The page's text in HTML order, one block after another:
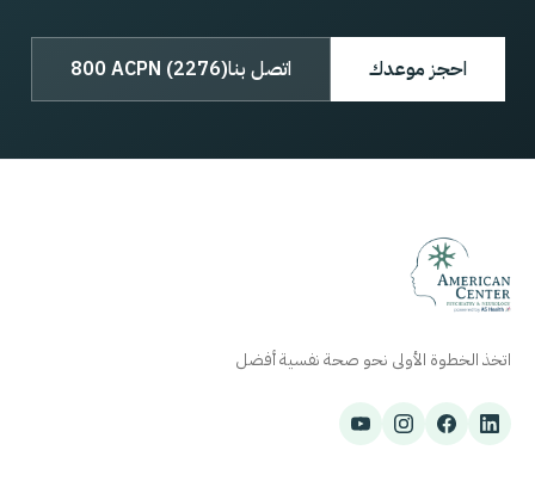
احجز موعدك اتصل بنا800 ACPN (2276)
اتخذ الخطوة الأولى نحو صحة نفسية أفضل